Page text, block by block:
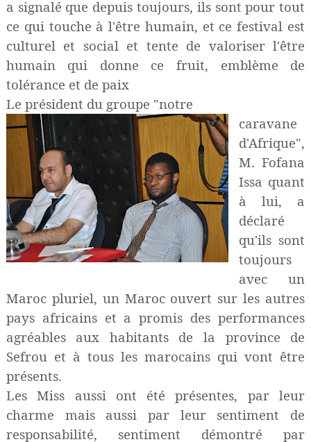
a signalé que depuis toujours, ils sont pour tout
ce qui touche à l'être humain, et ce festival est
culturel et social et tente de valoriser l'être
humain qui donne ce fruit, emblème de
tolérance et de paix
Le président du groupe "notre
caravane
d'Afrique",
M. Fofana
Issa quant
à lui, a
déclaré
qu'ils sont
toujours
avec un
Maroc pluriel, un Maroc ouvert sur les autres
pays africains et a promis des performances
agréables aux habitants de la province de
Sefrou et à tous les marocains qui vont être
présents.
Les Miss aussi ont été présentes, par leur
charme mais aussi par leur sentiment de
responsabilité, sentiment démontré par